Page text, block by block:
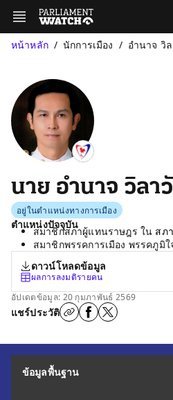
หน้าหลัก นักการเมือง อำนาจ วิ
นาย อำนาจ วิลา
อยู่ในตำแหน่งทางการเมือง
ตำแหน่งปัจจุบัน
สมาชิกสภาผู้แทนราษฎร ใน สภ
สมาชิกพรรคการเมือง พรรคภูมิใ
ดาวน์โหลดข้อมูล
ผลการลงมติรายคน
อัปเดตข้อมูล: 20 กุมภาพันธ์ 2569
แชร์ประวัติ
ข้อมูลพื้นฐาน